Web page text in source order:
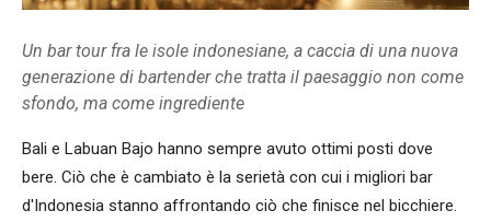
Un bar tour fra le isole indonesiane, a caccia di una nuova
generazione di bartender che tratta il paesaggio non come
sfondo, ma come ingrediente
Bali e Labuan Bajo hanno sempre avuto ottimi posti dove
bere. Ciò che è cambiato è la serietà con cui i migliori bar
d'Indonesia stanno affrontando ciò che finisce nel bicchiere.